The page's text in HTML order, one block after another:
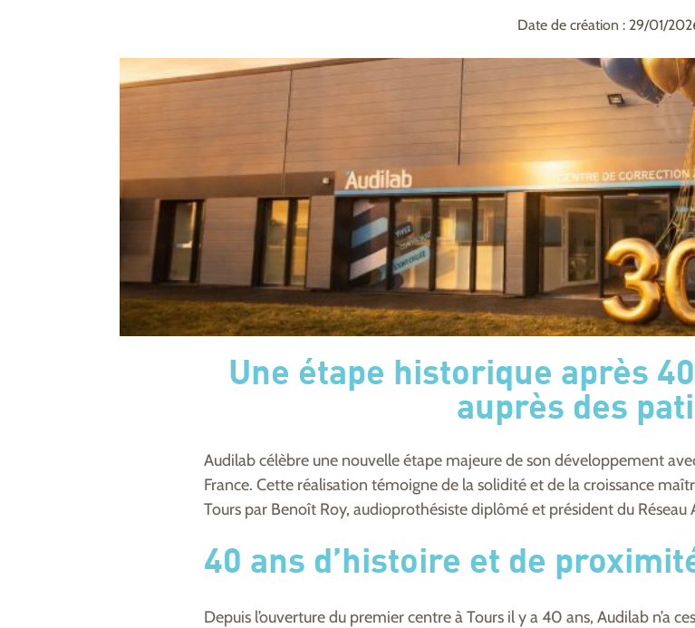
Date de création : 29/01/
Une étape historique après
auprès des
Audilab célèbre une nouvelle étape majeure de son développement
France. Cette réalisation témoigne de la solidité et de la croissance
Tours par Benoît Roy, audioprothésiste diplômé et président du Réseau
40 ans d’histoire et de
Depuis l’ouverture du premier centre à Tours il y a 40 ans, Audilab n’a